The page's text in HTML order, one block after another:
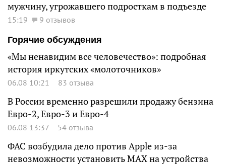
мужчину, угрожавшего подросткам в подъезде
15:19
9 отзывов
Горячие обсуждения
«Мы ненавидим все человечество»: подробная
история иркутских «молоточников»
06.08 10:21 83 отзыва
В России временно разрешили продажу бензина
Евро-2, Евро-3 и Евро-4
06.08 13:37 54 отзыва
ФАС возбудила дело против Apple из-за
невозможности установить MAX на устройства